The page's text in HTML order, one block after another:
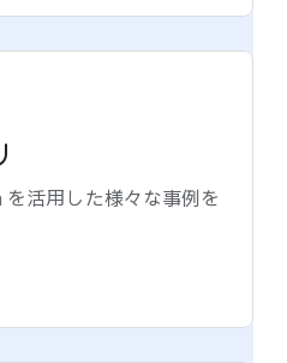
活用した​様々な​事例を​